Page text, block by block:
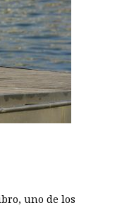
uno de los